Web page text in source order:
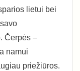
lietui bei
Čerpės –
namui
priežiūros.